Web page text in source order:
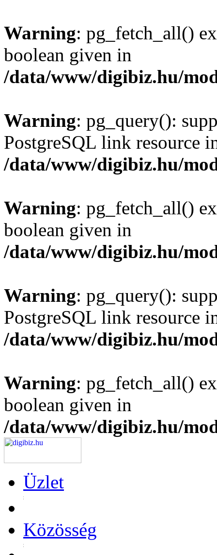
Warning: pg_fetch_all()
boolean given in
/data/www/digibiz.hu/
Warning: pg_query():
PostgreSQL link resource
/data/www/digibiz.hu/
Warning: pg_fetch_all()
boolean given in
/data/www/digibiz.hu/
Warning: pg_query():
PostgreSQL link resource
/data/www/digibiz.hu/
Warning: pg_fetch_all()
boolean given in
/data/www/digibiz.hu/
Üzlet
Közösség